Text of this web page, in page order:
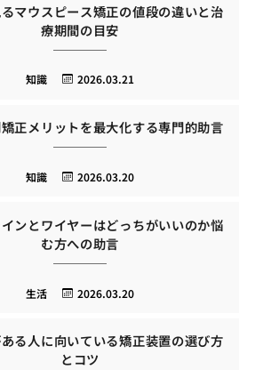
マウスピース矯正の値段の違いと治
療期間の目安
2026.03.21
知識
正メリットを最大化する専門的助言
2026.03.20
知識
ンとワイヤーはどっちがいいのか悩
む方への助言
2026.03.20
生活
る人に向いている矯正装置の選び方
とコツ